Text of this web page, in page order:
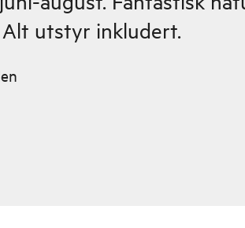
Alt utstyr inkludert.